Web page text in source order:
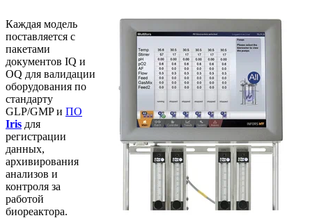
Каждая модель
поставляется с
пакетами
документов IQ и
OQ для валидации
оборудования по
стандарту
GLP/GMP и ПО
Iris для
регистрации
данных,
архивирования
анализов и
контроля за
работой
биореактора.